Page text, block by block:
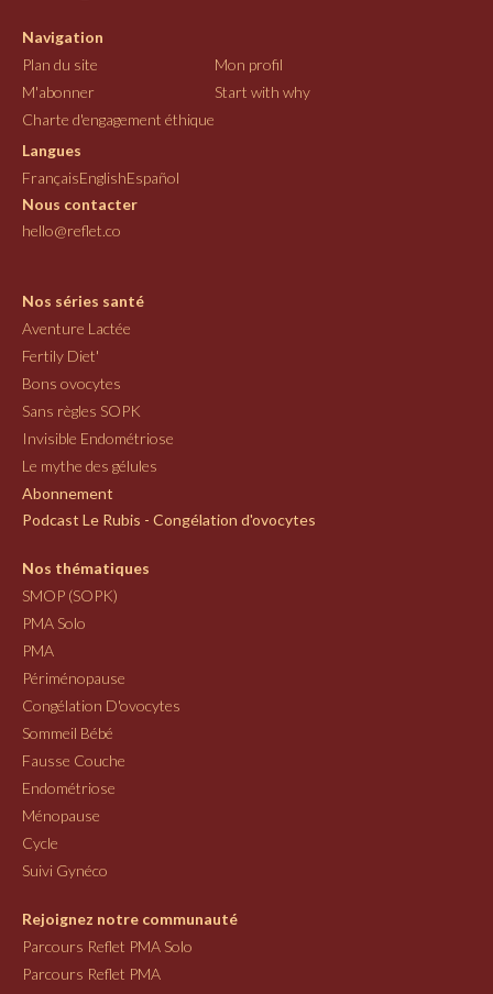
Navigation
Plan du site
Mon profil
M'abonner
Start with why
Charte d'engagement éthique
Langues
FrançaisEnglishEspañol
Nous contacter
hello@reflet.co
Nos séries santé
Aventure Lactée
Fertily Diet'
Bons ovocytes
Sans règles SOPK
Invisible Endométriose
Le mythe des gélules
Abonnement
Podcast Le Rubis - Congélation d'ovocytes
Nos thématiques
SMOP (SOPK)
PMA Solo
PMA
Périménopause
Congélation D'ovocytes
Sommeil Bébé
Fausse Couche
Endométriose
Ménopause
Cycle
Suivi Gynéco
Rejoignez notre communauté
Parcours Reflet PMA Solo
Parcours Reflet PMA